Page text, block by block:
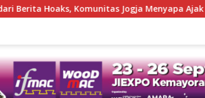
Komunitas Jogja Menyapa Ajak Masyarakat